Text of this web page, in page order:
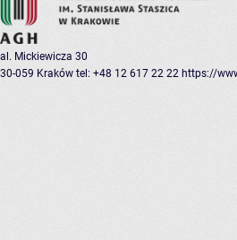
al. Mickiewicza 30
30-059 Kraków tel: +48 12 617 22 22 https://